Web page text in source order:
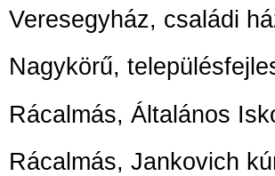
Veresegyház, családi
Nagykörű,
Rácalmás, Általános
Rácalmás, Jankovich